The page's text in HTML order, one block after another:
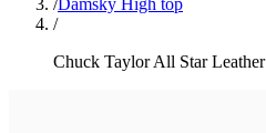
/Dámský High top
/
Chuck Taylor All Star Leather